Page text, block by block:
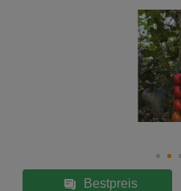
Bestpreis